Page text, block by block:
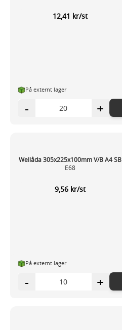
12,41 kr/st
På externt lager
- +
Wellåda 305x225x100mm V/B A4 SB
E68
9,56 kr/st
På externt lager
- +